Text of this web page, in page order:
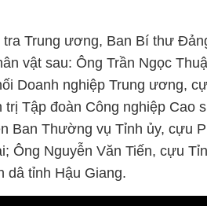
tra Trung ương, Ban Bí thư
vật sau: Ông Trần Ngọc
Doanh nghiệp Trung ương,
trị Tập đoàn Công nghiệp Cao
Ban Thường vụ Tỉnh ủy, cựu
Ông Nguyễn Văn Tiến, cựu
dâ tỉnh Hậu Giang.